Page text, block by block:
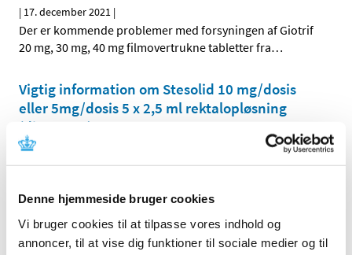
Denne hjemmeside bruger cookies
Vi bruger cookies til at tilpasse vores indhold og
annoncer, til at vise dig funktioner til sociale medier og til
| 17. december 2021 |
Der er kommende problemer med forsyningen af Giotrif
20 mg, 30 mg, 40 mg filmovertrukne tabletter fra…
Vigtig information om Stesolid 10 mg/dosis
eller 5mg/dosis 5 x 2,5 ml rektalopløsning
(diazepam)
|17. december 2021
Der er opdaget mulige lækager fra tuber af Stesolid 5
Forsyningsvanskeligheder for Librela
|17. december 2021|